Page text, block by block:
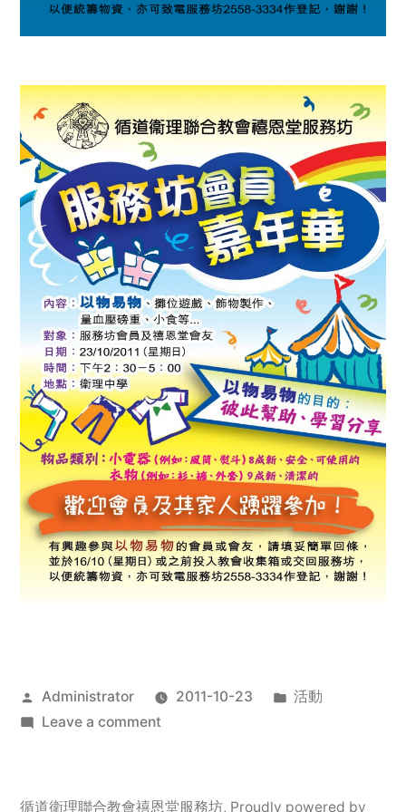
Posted
by
Administrator 2011-10-23
Posted
活動
Leave a commenton
服
循道衛理聯合教會禧恩堂服務坊, Proudly powered by